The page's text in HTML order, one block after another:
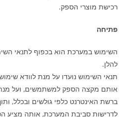
רכישת מוצרי הספק.
פתיחה
השימוש במערכת הוא בכפוף לתנאי
להלן.
תנאי השימוש נועדו על מנת לוודא
אותם מקצה הספק למשתמשים, ועל מנת
ברשת האינטרנט כלפי גולשים ובכלל,
לדרישות סביבת המערכת, אותה מציע